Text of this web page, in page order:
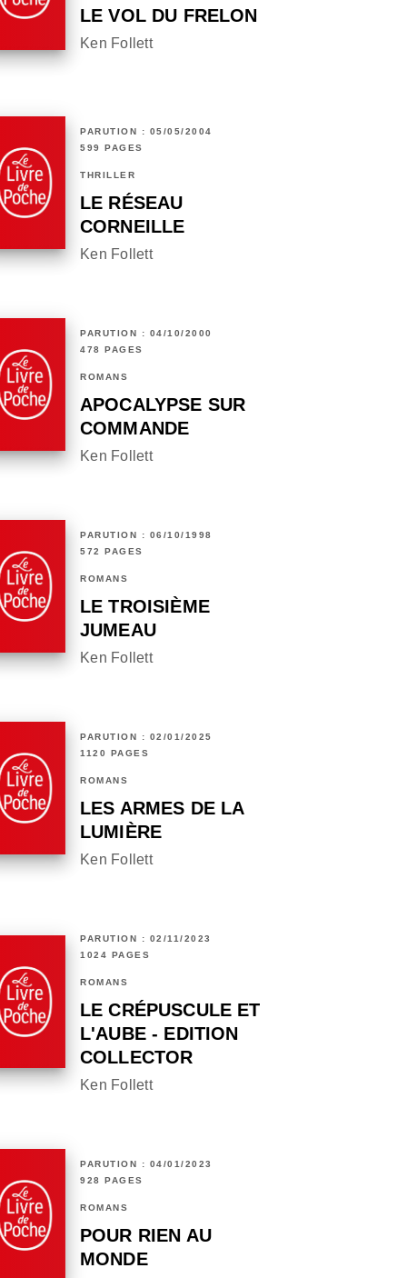
LE VOL DU FRELON
Ken Follett
PARUTION : 05/05/2004
599 PAGES
THRILLER
LE RÉSEAU
CORNEILLE
Ken Follett
PARUTION : 04/10/2000
478 PAGES
ROMANS
APOCALYPSE SUR
COMMANDE
Ken Follett
PARUTION : 06/10/1998
572 PAGES
ROMANS
LE TROISIÈME
JUMEAU
Ken Follett
PARUTION : 02/01/2025
1120 PAGES
ROMANS
LES ARMES DE LA
LUMIÈRE
Ken Follett
PARUTION : 02/11/2023
1024 PAGES
ROMANS
LE CRÉPUSCULE ET
L'AUBE - EDITION
COLLECTOR
Ken Follett
PARUTION : 04/01/2023
928 PAGES
ROMANS
POUR RIEN AU
MONDE